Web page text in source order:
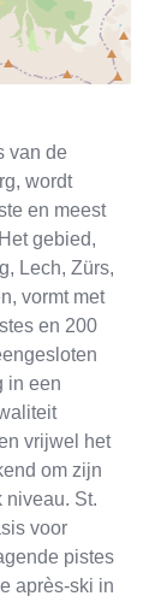
van de
wordt
en meest
gebied,
Lech, Zürs,
vormt met
en 200
in een
vrijwel het
om zijn
niveau. St.
voor
pistes
après-ski in